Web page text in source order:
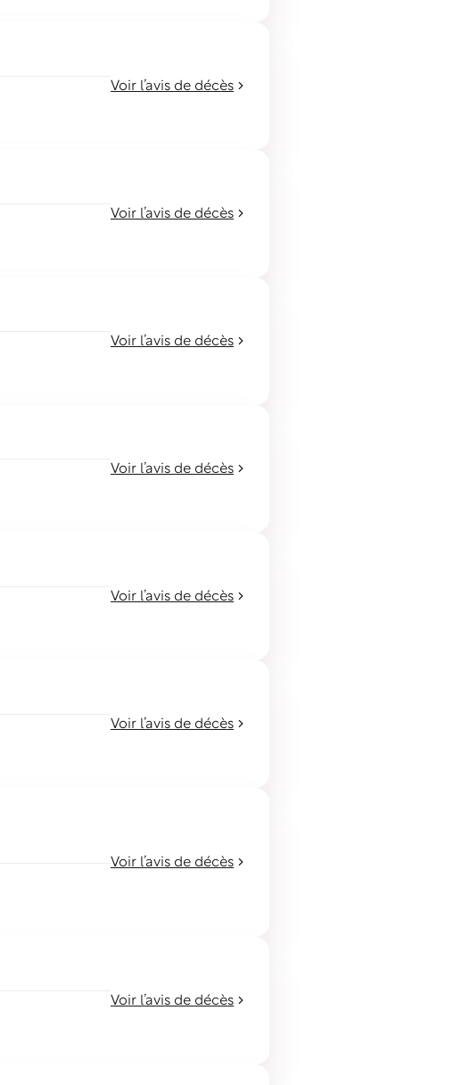
Voir l’avis de décès
Voir l’avis de décès
Voir l’avis de décès
Voir l’avis de décès
Voir l’avis de décès
Voir l’avis de décès
Voir l’avis de décès
Voir l’avis de décès